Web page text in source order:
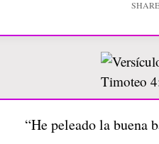
“He peleado la buena